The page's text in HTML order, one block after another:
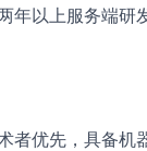
年以上服务端研
者优先，具备机